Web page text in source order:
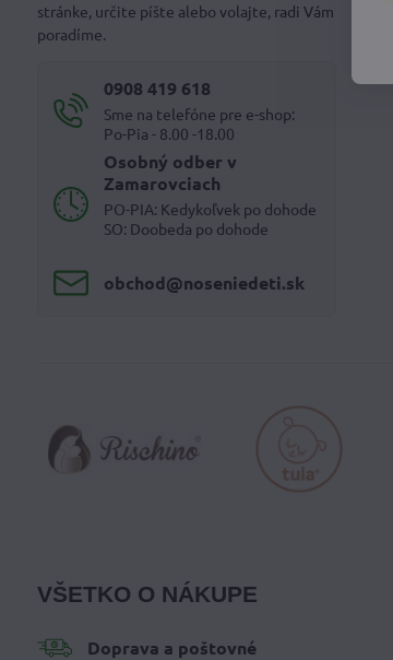
stránke, určite píšte alebo volajte, radi Vám
poradíme.
0908 419 618
Sme na telefóne pre e-shop:
Po-Pia - 8.00 -18.00
Osobný odber v
Zamarovciach
PO-PIA: Kedykoľvek po dohode
SO: Doobeda po dohode
obchod​@noseniedeti​.sk
VŠETKO O NÁKUPE
Doprava a poštovné